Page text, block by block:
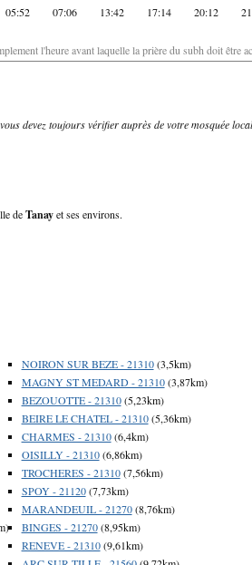
05:52 07:06 13:42 17:14 20:12
l'heure avant laquelle la prière du subh doit être
devez toujours vérifier auprès de votre mosquée
deTanayet ses environs.
NOIRON SUR BEZE - 21310(3,5km)
MAGNY ST MEDARD - 21310(3,87km)
BEZOUOTTE - 21310(5,23km)
BEIRE LE CHATEL - 21310(5,36km)
CHARMES - 21310(6,4km)
OISILLY - 21310(6,86km)
TROCHERES - 21310(7,56km)
SPOY - 21120(7,73km)
MARANDEUIL - 21270(8,76km)
BINGES - 21270(8,95km)
RENEVE - 21310(9,61km)